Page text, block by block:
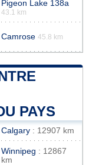
Pigeon Lake 138a
43.1 km
Camrose 45.8 km
PAYS
Calgary : 12907 km
Winnipeg : 12867
km